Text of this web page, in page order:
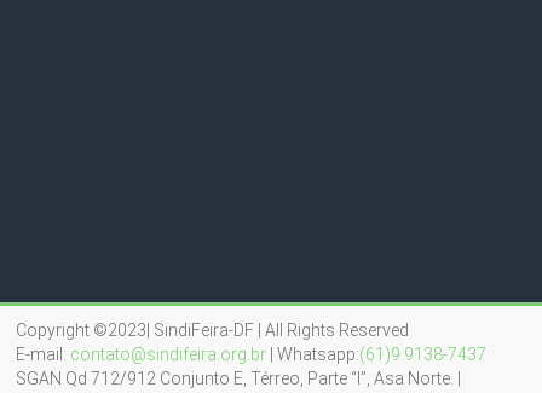
Copyright ©2023| SindiFeira-DF | All Rights Reserved
E-mail: contato@sindifeira.org.br | Whatsapp:(61)9.9138-7437
SGAN Qd 712/912 Conjunto E, Térreo, Parte “I”, Asa Norte. |